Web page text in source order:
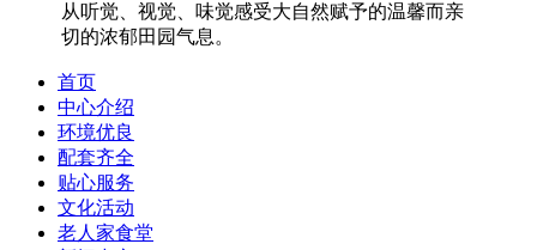
从听觉、视觉、味觉感受大自然赋予的温馨而亲
切的浓郁田园气息。
首页
中心介绍
环境优良
配套齐全
贴心服务
文化活动
老人家食堂